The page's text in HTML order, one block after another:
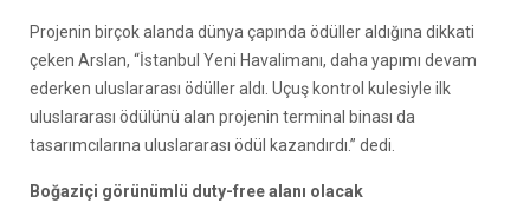
Projenin birçok alanda dünya çapında ödüller aldığına dikkati
çeken Arslan, “İstanbul Yeni Havalimanı, daha yapımı devam
ederken uluslararası ödüller aldı. Uçuş kontrol kulesiyle ilk
uluslararası ödülünü alan projenin terminal binası da
tasarımcılarına uluslararası ödül kazandırdı.” dedi.
Boğaziçi görünümlü duty-free alanı olacak